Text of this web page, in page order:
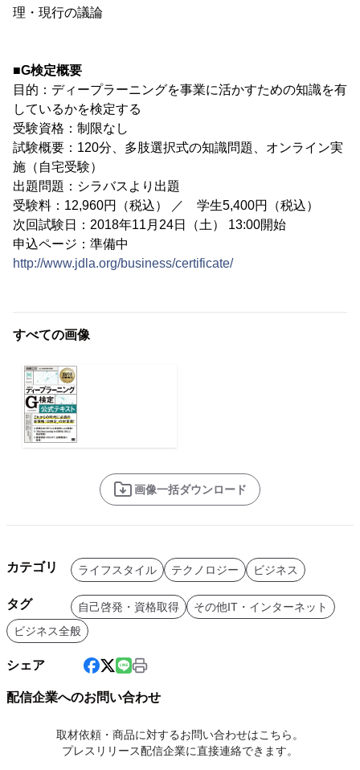
理・現行の議論
■G検定概要
目的：ディープラーニングを事業に活かすための知識を有
しているかを検定する
受験資格：制限なし
試験概要：120分、多肢選択式の知識問題、オンライン実
施（自宅受験）
出題問題：シラバスより出題
受験料：12,960円（税込） ／ 学生5,400円（税込）
次回試験日：2018年11月24日（土） 13:00開始
申込ページ：準備中
http://www.jdla.org/business/certificate/
すべての画像
画像一括ダウンロード
カテゴリ ライフスタイル テクノロジー ビジネス
タグ 自己啓発・資格取得
その他IT・インターネット
ビジネス全般
シェア
配信企業へのお問い合わせ
取材依頼・商品に対するお問い合わせはこちら。
プレスリリース配信企業に直接連絡できます。